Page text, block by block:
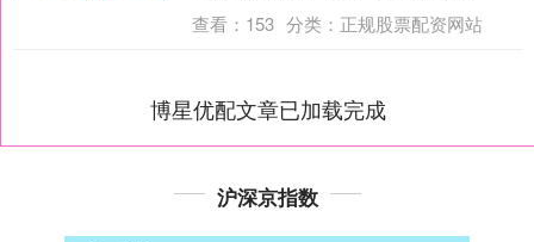
查看： 153 分类： 正规股票配资网站
博星优配文章已加载完成
沪深京指数